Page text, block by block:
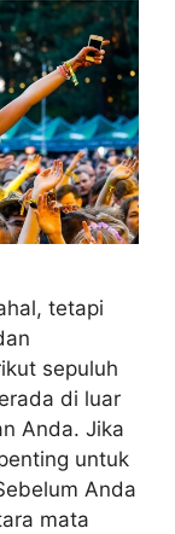
tetapi
sepuluh
di luar
Anda. Jika
untuk
Anda
mata